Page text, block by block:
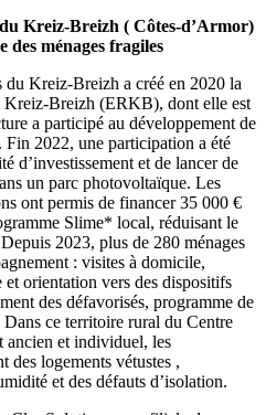
Kreiz-Breizh ( Côtes-d’Armor)
des ménages fragiles
Kreiz-Breizh a créé en 2020 la
Kreiz-Breizh (ERKB), dont elle est
a participé au développement de
2022, une participation a été
d’investissement et de lancer de
un parc photovoltaïque. Les
ont permis de financer 35 000 €
Slime* local, réduisant le
2023, plus de 280 ménages
: visites à domicile,
et orientation vers des dispositifs
des défavorisés, programme de
ce territoire rural du Centre
ancien et individuel, les
des logements vétustes ,
et des défauts d’isolation.